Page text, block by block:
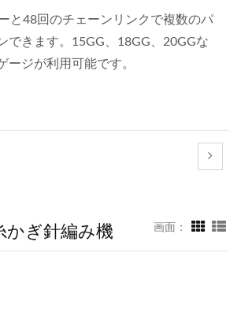
と48回のチェーンリンクで複数のパ
できます。15GG、18GG、20GGな
ージが利用可能です。
かぎ針編み機 画面：